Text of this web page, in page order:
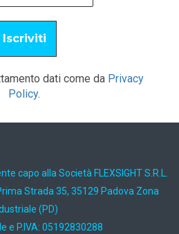
dati come da Privacy
Policy.
capo alla Società FLEXSIGHT S.R.L.
Strada 35, 35129 Padova Zona
(PD)
e P.IVA: 05192830288